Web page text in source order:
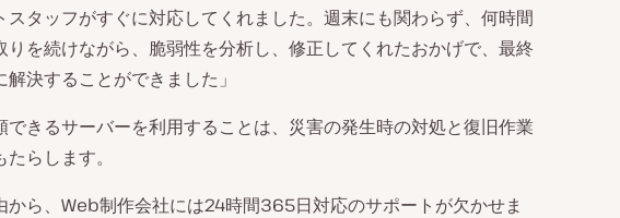
タッフがすぐに対応してくれました。週末にも関わらず、何時間
りを続けながら、脆弱性を分析し、修正してくれたおかげで、最終
決することができました」
できるサーバーを利用することは、災害の発生時の対処と復旧作業
らします。
から、Web制作会社には24時間365日対応のサポートが欠かせま